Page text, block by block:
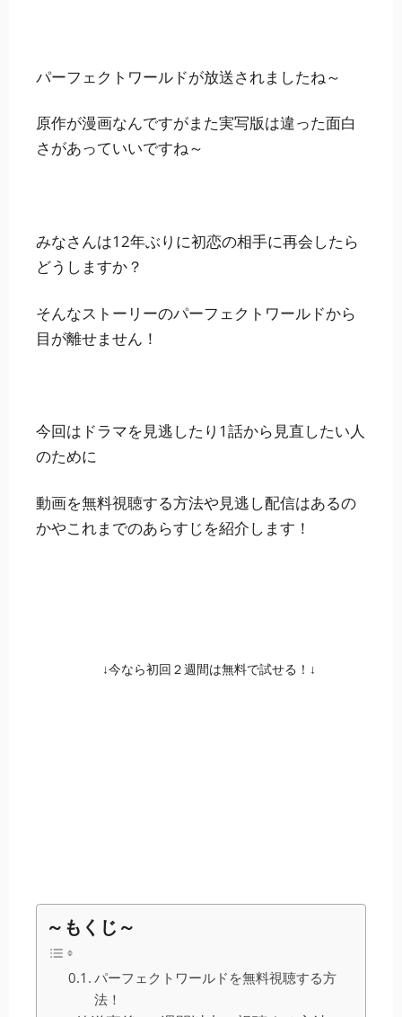
パーフェクトワールドが放送されましたね～
原作が漫画なんですがまた実写版は違った面白
さがあっていいですね～
みなさんは12年ぶりに初恋の相手に再会したら
どうしますか？
そんなストーリーのパーフェクトワールドから
目が離せません！
今回はドラマを見逃したり1話から見直したい人
のために
動画を無料視聴する方法や見逃し配信はあるの
かやこれまでのあらすじを紹介します！
↓今なら初回２週間は無料で試せる！↓
～もくじ～
パーフェクトワールドを無料視聴する方
法！